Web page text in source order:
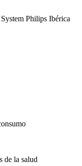
Philips Ibérica
de la salud